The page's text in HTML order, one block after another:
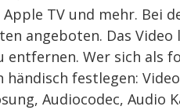
TV und mehr. Bei
angeboten. Das
entfernen. Wer sich als
festlegen:
Audiocodec, Audio